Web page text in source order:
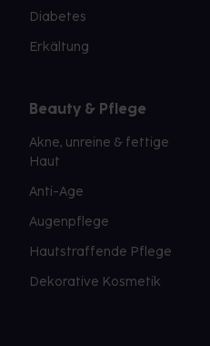
Diabetes
Erkältung
Beauty & Pflege
Akne, unreine & fettige
Haut
Anti-Age
Augenpflege
Hautstraffende Pflege
Dekorative Kosmetik